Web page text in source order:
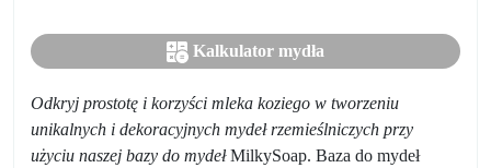
Kalkulator mydła
Odkryj prostotę i korzyści mleka koziego w tworzeniu
unikalnych i dekoracyjnych mydeł rzemieślniczych przy
użyciu naszej bazy do mydełMilkySoap. Baza do mydeł